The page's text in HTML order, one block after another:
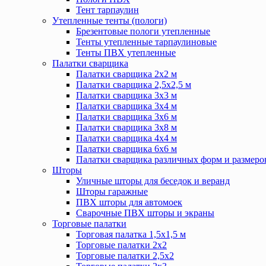
Тент тарпаулин
Утепленные тенты (пологи)
Брезентовые пологи утепленные
Тенты утепленные тарпаулиновые
Тенты ПВХ утепленные
Палатки сварщика
Палатки сварщика 2х2 м
Палатки сварщика 2,5х2,5 м
Палатки сварщика 3х3 м
Палатки сварщика 3х4 м
Палатки сварщика 3х6 м
Палатки сварщика 3х8 м
Палатки сварщика 4х4 м
Палатки сварщика 6х6 м
Палатки сварщика различных форм и
Шторы
Уличные шторы для беседок и веранд
Шторы гаражные
ПВХ шторы для автомоек
Сварочные ПВХ шторы и экраны
Торговые палатки
Торговая палатка 1,5х1,5 м
Торговые палатки 2х2
Торговые палатки 2,5х2